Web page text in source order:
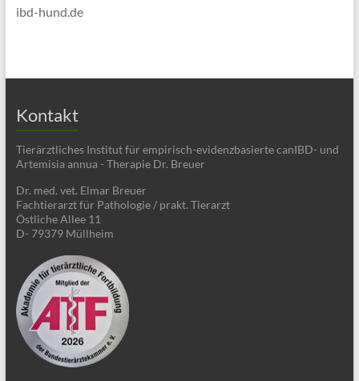
ibd-hund.de
Kontakt
Tierärztliches Institut für empirisch-evidenzbasierte canIBD- und
Artemisia annua - Therapie Dr. Breuer
Dr. med. vet. Elmar Breuer
Fachtierarzt für Pathologie / prakt. Tierarzt
Östliche Allee 11
D- 79379 Müllheim